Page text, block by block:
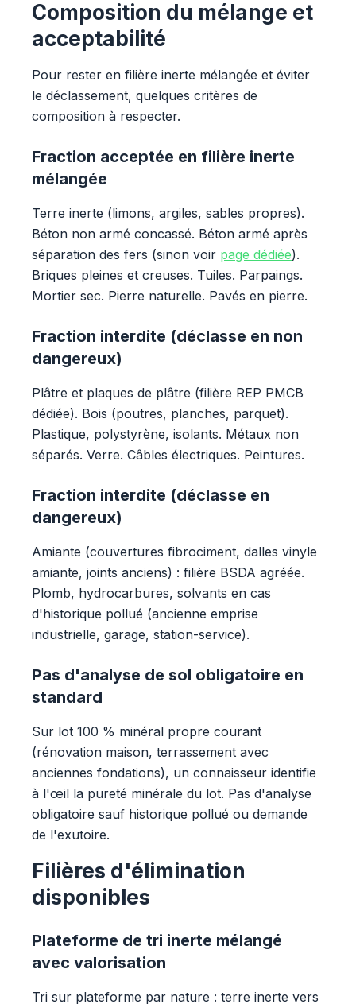
Composition du mélange et
acceptabilité
Pour rester en filière inerte mélangée et éviter
le déclassement, quelques critères de
composition à respecter.
Fraction acceptée en filière inerte
mélangée
Terre inerte (limons, argiles, sables propres).
Béton non armé concassé. Béton armé après
séparation des fers (sinon voir page dédiée).
Briques pleines et creuses. Tuiles. Parpaings.
Mortier sec. Pierre naturelle. Pavés en pierre.
Fraction interdite (déclasse en non
dangereux)
Plâtre et plaques de plâtre (filière REP PMCB
dédiée). Bois (poutres, planches, parquet).
Plastique, polystyrène, isolants. Métaux non
séparés. Verre. Câbles électriques. Peintures.
Fraction interdite (déclasse en
dangereux)
Amiante (couvertures fibrociment, dalles vinyle
amiante, joints anciens) : filière BSDA agréée.
Plomb, hydrocarbures, solvants en cas
d'historique pollué (ancienne emprise
industrielle, garage, station-service).
Pas d'analyse de sol obligatoire en
standard
Sur lot 100 % minéral propre courant
(rénovation maison, terrassement avec
anciennes fondations), un connaisseur identifie
à l'œil la pureté minérale du lot. Pas d'analyse
obligatoire sauf historique pollué ou demande
de l'exutoire.
Filières d'élimination
disponibles
Plateforme de tri inerte mélangé
avec valorisation
Tri sur plateforme par nature : terre inerte vers